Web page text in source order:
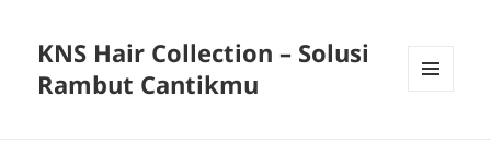
KNS Hair Collection – Solusi
Rambut Cantikmu